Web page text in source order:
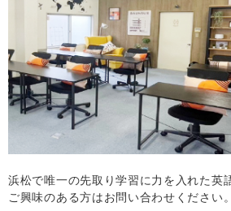
浜松で唯一の先取り学習に力を入れた英
ご興味のある方はお問い合わせください。